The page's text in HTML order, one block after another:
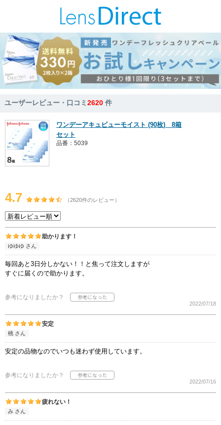
ユーザーレビュー・口コミ2620 件
ワンデーアキュビューモイスト (90枚) 8箱
セット
品番：5039
4.7 （2620件のレビュー）
助かります！
ゆゆゆ さん
毎回あと3日分しかない！！と焦って注文しますが
すぐに届くので助かります。
参考になりましたか？
2022/07/18
安定
桃 さん
安定の品物なのでいつも迷わず使用しています。
参考になりましたか？
2022/07/16
疲れない！
み さん